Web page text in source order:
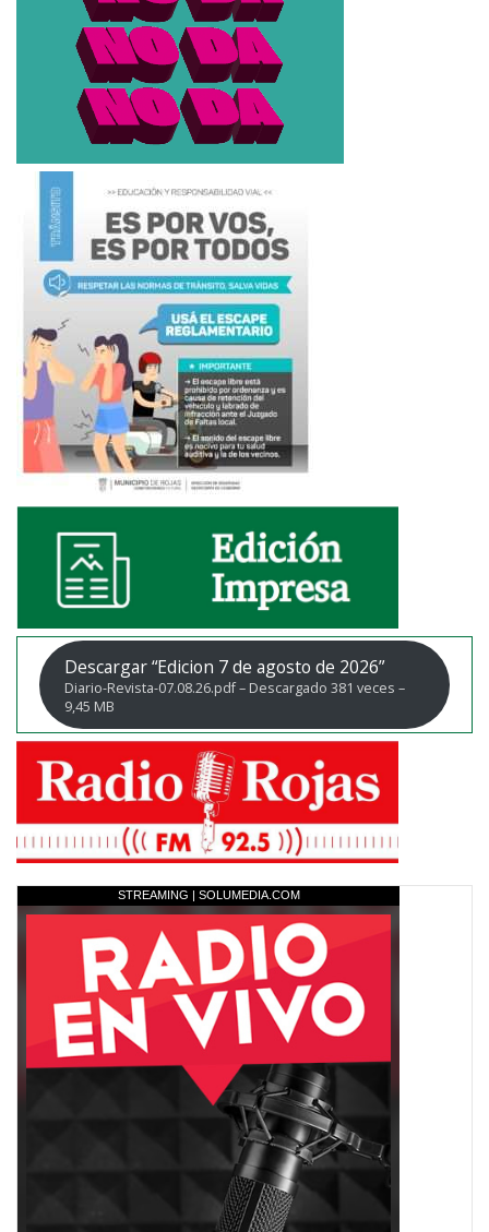
Descargar “Edicion 7 de agosto de 2026”
Diario-Revista-07.08.26.pdf – Descargado 381 veces –
9,45 MB